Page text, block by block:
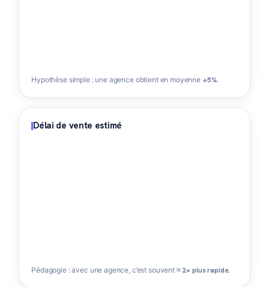
Hypothèse simple : une agence obtient en moyenne +5%.
Délai de vente estimé
Pédagogie : avec une agence, c’est souvent ≈ 2× plus rapide.